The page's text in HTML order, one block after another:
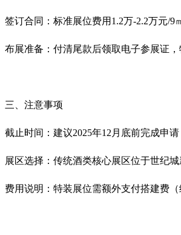
签订合同‌：标准展位费用1.2万-2.2万元/9
布展准备‌：付清尾款后领取电子参展证，
三、注意事项
截止时间‌：建议2025年12月底前完成申
展区选择‌：传统酒类核心展区位于世纪城
费用说明‌：特装展位需额外支付搭建费（